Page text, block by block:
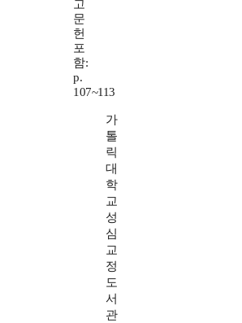
고
문
헌
포
함:
p.
107~113
가
톨
릭
대
학
교
성
심
교
정
도
서
관